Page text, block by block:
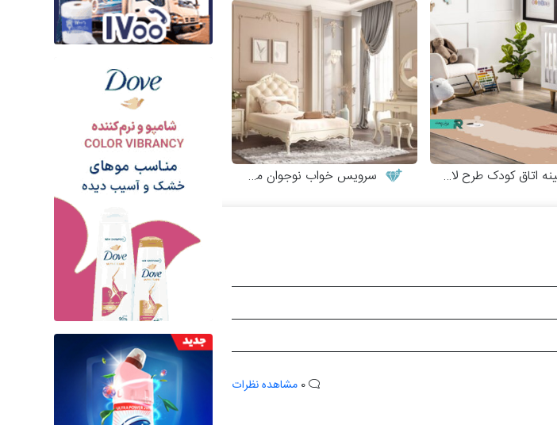
اتاق کودک طرح لاما سرویس خواب نوجوان مدل کاترینا
مشاهده نظرات